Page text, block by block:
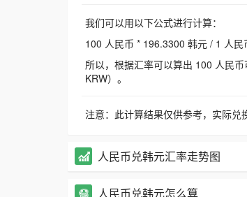
我们可以用以下公式进行计算：
100 人民币 * 196.3300 韩元 / 1 人
所以，根据汇率可以算出 100 人民
KRW）。
注意：此计算结果仅供参考，实际兑
人民币兑韩元汇率走势图
人民币兑韩元怎么算